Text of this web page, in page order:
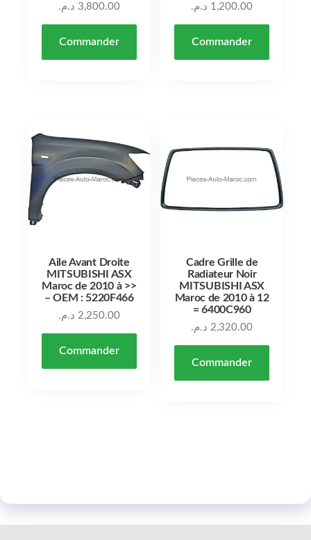
3,800.00 د.م.
Commander
1,200.00 د.م.
Commander
Aile Avant Droite
MITSUBISHI ASX
Maroc de 2010 à >>
– OEM : 5220F466
2,250.00 د.م.
Commander
Cadre Grille de
Radiateur Noir
MITSUBISHI ASX
Maroc de 2010 à 12
= 6400C960
2,320.00 د.م.
Commander